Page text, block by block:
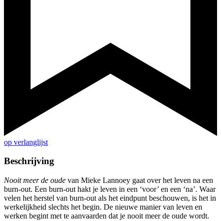
op verlanglijst
Beschrijving
Nooit meer de oude van Mieke Lannoey gaat over het leven na een
burn-out. Een burn-out hakt je leven in een ‘voor’ en een ‘na’. Waar
velen het herstel van burn-out als het eindpunt beschouwen, is het in
werkelijkheid slechts het begin. De nieuwe manier van leven en
werken begint met te aanvaarden dat je nooit meer de oude wordt.